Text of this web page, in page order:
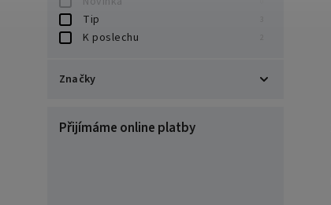
Tip
K poslechu
Značky
Crayon
Přijímáme online platby